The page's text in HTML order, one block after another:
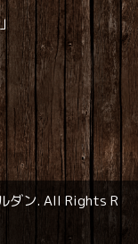
ダン. All Rights R